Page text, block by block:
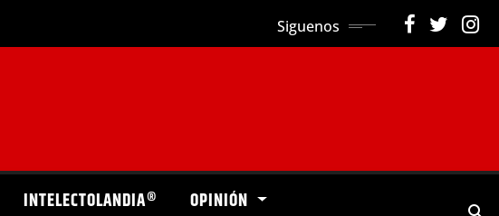
Siguenos
INTELECTOLANDIA® OPINIÓN